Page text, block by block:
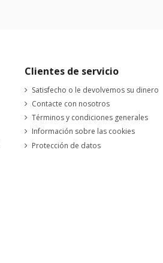
Clientes de servicio
Satisfecho o le devolvemos su dinero
Contacte con nosotros
Términos y condiciones generales
Información sobre las cookies
Protección de datos